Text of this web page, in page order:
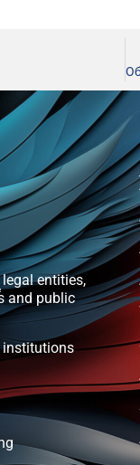
entities,
and public
institutions